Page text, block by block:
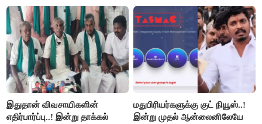
இதுதான் விவசாயிகளின்
எதிர்பார்ப்பு..! இன்று தாக்கல்
மதுபிரியர்களுக்கு குட் நியூஸ்..!
இன்று முதல் ஆன்லைனிலேயே